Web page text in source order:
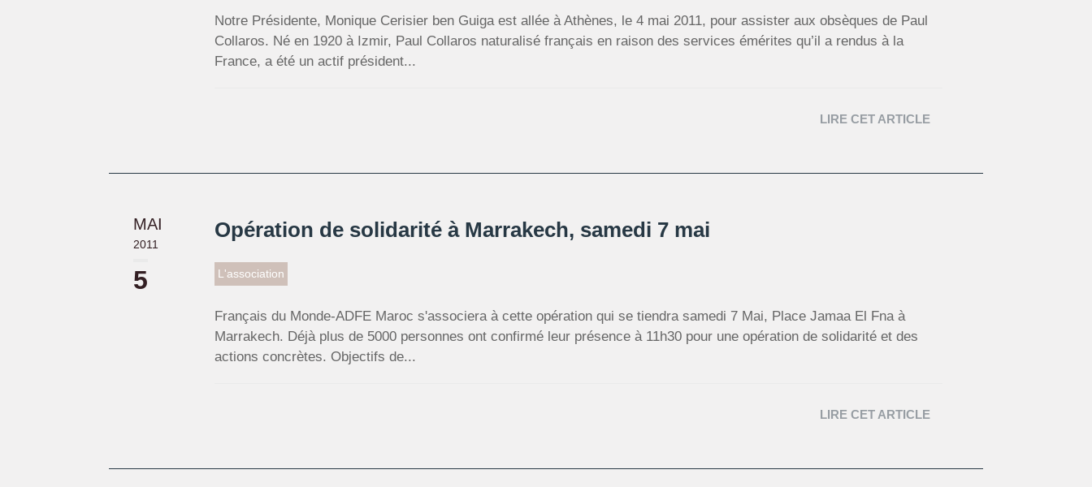
Notre Présidente, Monique Cerisier ben Guiga est allée à Athènes, le 4 mai 2011, pour assister aux obsèques de Paul
Collaros. Né en 1920 à Izmir, Paul Collaros naturalisé français en raison des services émérites qu’il a rendus à la
France, a été un actif président...
LIRE CET ARTICLE
MAI
2011
5
Opération de solidarité à Marrakech, samedi 7 mai
L'association
Français du Monde-ADFE Maroc s'associera à cette opération qui se tiendra samedi 7 Mai, Place Jamaa El Fna à
Marrakech. Déjà plus de 5000 personnes ont confirmé leur présence à 11h30 pour une opération de solidarité et des
actions concrètes. Objectifs de...
LIRE CET ARTICLE